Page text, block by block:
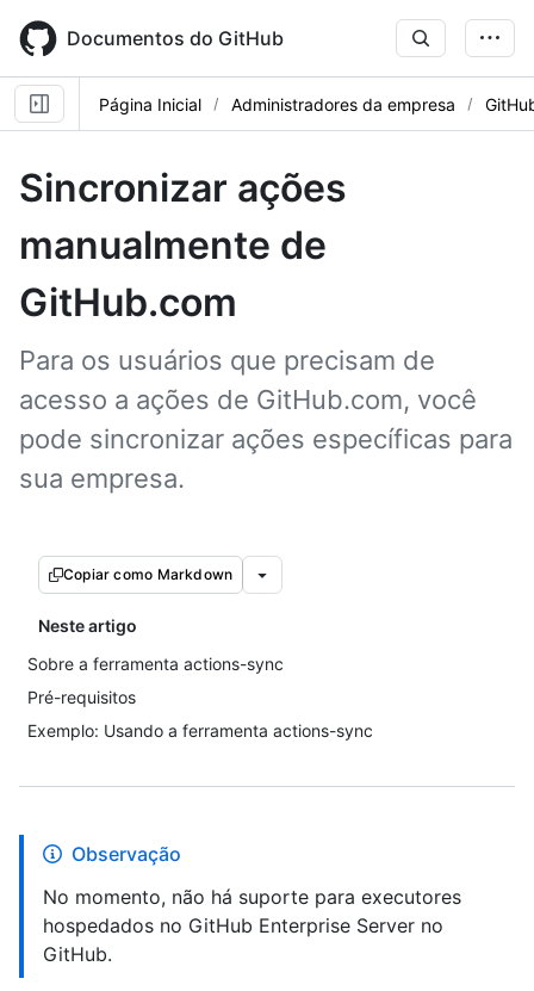
main
content
Documentos do GitHub
Página Inicial Administradores da empresa
Sincronizar ações
manualmente de
GitHub.com
Para os usuários que precisam de
acesso a ações de GitHub.com, você
pode sincronizar ações específicas para
sua empresa.
Copiar como Markdown
Neste artigo
Sobre a ferramenta actions-sync
Pré-requisitos
Exemplo: Usando a ferramenta actions-sync
Observação
No momento, não há suporte para executores
hospedados no GitHub Enterprise Server no
GitHub.